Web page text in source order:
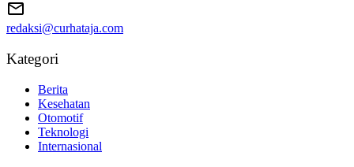
redaksi@curhataja.com
Kategori
Berita
Kesehatan
Otomotif
Teknologi
Internasional